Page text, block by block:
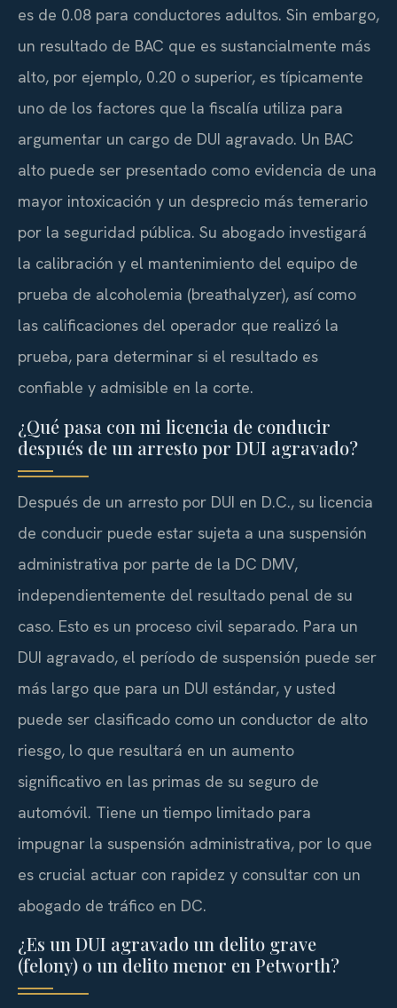
es de 0.08 para conductores adultos. Sin embargo,
un resultado de BAC que es sustancialmente más
alto, por ejemplo, 0.20 o superior, es típicamente
uno de los factores que la fiscalía utiliza para
argumentar un cargo de DUI agravado. Un BAC
alto puede ser presentado como evidencia de una
mayor intoxicación y un desprecio más temerario
por la seguridad pública. Su abogado investigará
la calibración y el mantenimiento del equipo de
prueba de alcoholemia (breathalyzer), así como
las calificaciones del operador que realizó la
prueba, para determinar si el resultado es
confiable y admisible en la corte.
¿Qué pasa con mi licencia de conducir
después de un arresto por DUI agravado?
Después de un arresto por DUI en D.C., su licencia
de conducir puede estar sujeta a una suspensión
administrativa por parte de la DC DMV,
independientemente del resultado penal de su
caso. Esto es un proceso civil separado. Para un
DUI agravado, el período de suspensión puede ser
más largo que para un DUI estándar, y usted
puede ser clasificado como un conductor de alto
riesgo, lo que resultará en un aumento
significativo en las primas de su seguro de
automóvil. Tiene un tiempo limitado para
impugnar la suspensión administrativa, por lo que
es crucial actuar con rapidez y consultar con un
abogado de tráfico en DC.
¿Es un DUI agravado un delito grave
(felony) o un delito menor en Petworth?